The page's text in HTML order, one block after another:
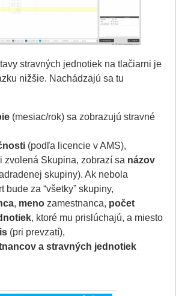
stravných jednotiek na tlačiarni je
nižšie. Nachádzajú sa tu
(mesiac/rok) sa zobrazujú stravné
(podľa licencie v AMS),
zvolená Skupina, zobrazí sa názov
skupiny). Ak nebola
bude za “všetky” skupiny,
, meno zamestnanca, počet
, ktoré mu prislúchajú, a miesto
(pri prevzatí),
a stravných jednotiek